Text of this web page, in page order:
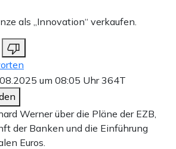
als „Innovation“ verkaufen.
um 08:05 Uhr364T
Werner über die Pläne der EZB,
der Banken und die Einführung
Euros.